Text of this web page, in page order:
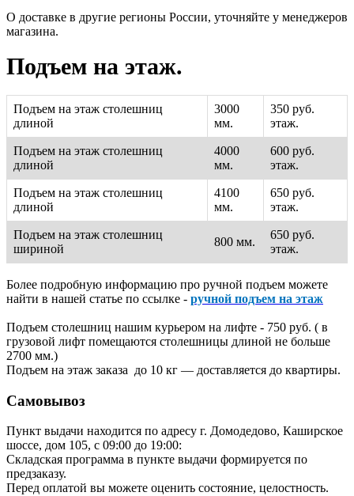
О доставке в другие регионы России, уточняйте у менеджеров
магазина.
Подъем на этаж.
Подъем на этаж столешниц
длиной
3000
мм.
350 руб.
этаж.
Подъем на этаж столешниц
длиной
4000
мм.
600 руб.
этаж.
Подъем на этаж столешниц
длиной
4100
мм.
650 руб.
этаж.
Подъем на этаж столешниц
шириной
800 мм.
650 руб.
этаж.
Более подробную информацию про ручной подъем можете
найти в нашей статье по ссылке - ручной подъем на этаж
Подъем столешниц нашим курьером на лифте - 750 руб. ( в
грузовой лифт помещаются столешницы длиной не больше
2700 мм.)
Подъем на этаж заказа до 10 кг — доставляется до квартиры.
Самовывоз
Пункт выдачи находится по адресу г. Домодедово, Каширское
шоссе, дом 105, с 09:00 до 19:00:
Складская программа в пункте выдачи формируется по
предзаказу.
Перед оплатой вы можете оценить состояние, целостность.